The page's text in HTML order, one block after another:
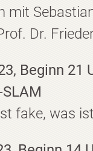
mit
Dr.
Beginn 21
SLAM
fake, was